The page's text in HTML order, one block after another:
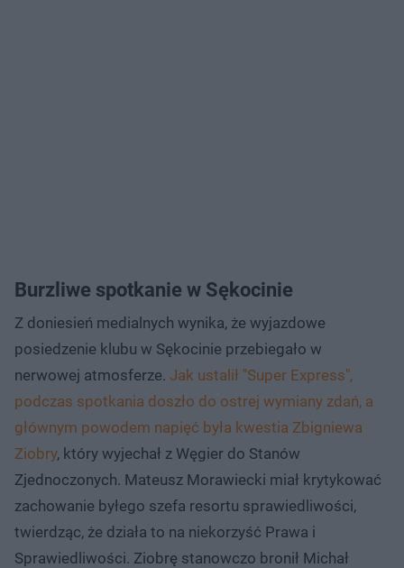
Burzliwe spotkanie w Sękocinie
Z doniesień medialnych wynika, że wyjazdowe
posiedzenie klubu w Sękocinie przebiegało w
nerwowej atmosferze. Jak ustalił "Super Express",
podczas spotkania doszło do ostrej wymiany zdań, a
głównym powodem napięć była kwestia Zbigniewa
Ziobry, który wyjechał z Węgier do Stanów
Zjednoczonych. Mateusz Morawiecki miał krytykować
zachowanie byłego szefa resortu sprawiedliwości,
twierdząc, że działa to na niekorzyść Prawa i
Sprawiedliwości. Ziobrę stanowczo bronił Michał